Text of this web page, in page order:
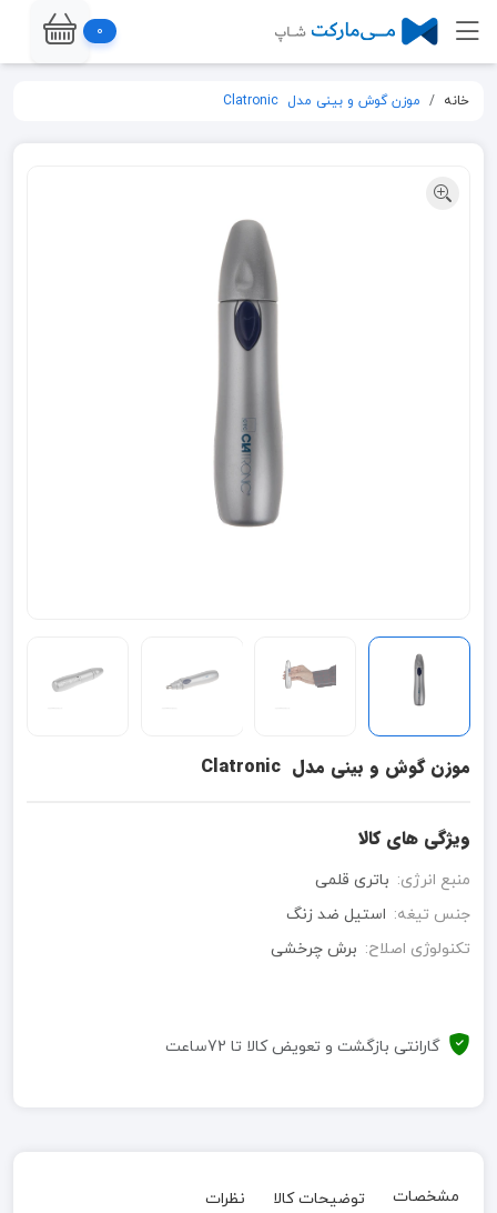
0
خانه موزن گوش و بینی مدل ‌ Clatronic
موزن گوش و بینی مدل ‌ Clatronic
ویژگی های کالا
منبع انرژی: باتری قلمی
جنس تیغه: استیل ضد زنگ
تکنولوژی اصلاح: برش چرخشی
گارانتی بازگشت و تعویض کالا تا 72ساعت
مشخصات توضیحات کالا نظرات